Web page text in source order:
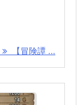
【冒険譚 ...